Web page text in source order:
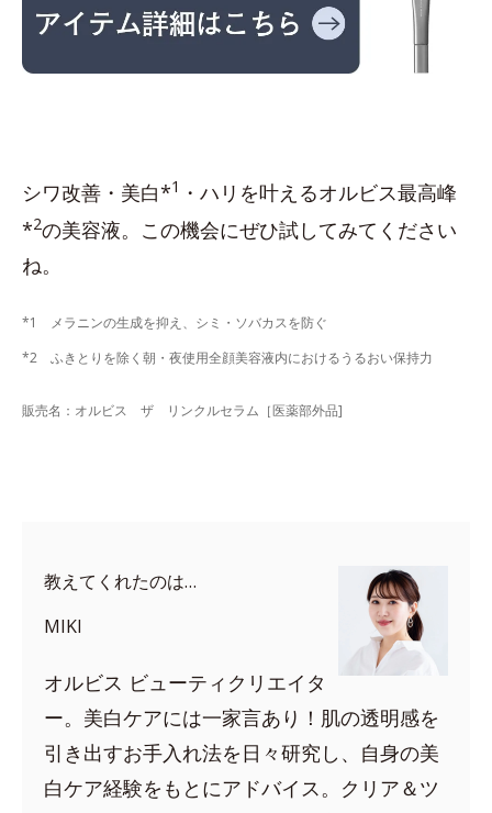
シワ改善・美白*1 ・ハリを叶えるオルビス最高峰
*2の美容液。この機会にぜひ試してみてください
ね。
*1 メラニンの生成を抑え、シミ・ソバカスを防ぐ
*2 ふきとりを除く朝・夜使用全顔美容液内におけるうるおい保持力
販売名：オルビス ザ リンクルセラム［医薬部外品]
教えてくれたのは…
MIKI
オルビス ビューティクリエイタ
ー。美白ケアには一家言あり！肌の透明感を
引き出すお手入れ法を日々研究し、自身の美
白ケア経験をもとにアドバイス。クリア＆ツ